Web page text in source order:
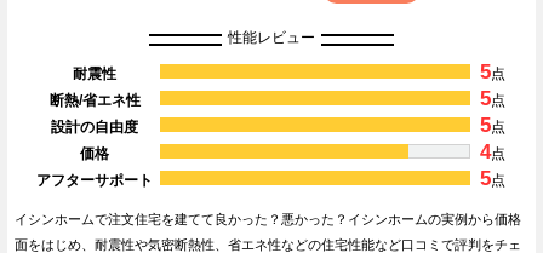
性能レビュー
耐震性 5点
断熱/省エネ性
5点
設計の自由度
5点
価格
4点
アフターサポート
5点
イシンホームで注文住宅を建てて良かった？悪かった？イシンホームの実例から価格
面をはじめ、耐震性や気密断熱性、省エネ性などの住宅性能など口コミで評判をチェ